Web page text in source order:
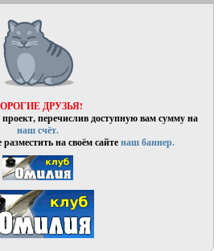
ДРУЗЬЯ!
перечислив доступную вам сумму на
наш счёт.
на своём сайтенаш баннер.